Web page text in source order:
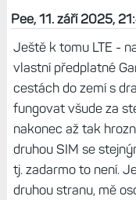
Pee, 11. září 2025,
Ještě k tomu LTE -
vlastní předplatné
cestách do zemí s
fungovat všude za
nakonec až tak
druhou SIM se
tj. zadarmo to není.
druhou stranu, mě